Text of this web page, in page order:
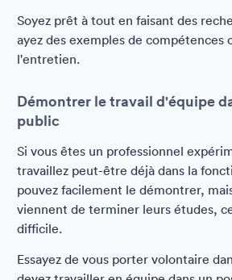
Soyez prêt à tout en faisant des
ayez des exemples de compétences
l'entretien.
Démontrer le travail d'équipe
public
Si vous êtes un professionnel
travaillez peut-être déjà dans la
pouvez facilement le démontrer,
viennent de terminer leurs études,
difficile.
Essayez de vous porter volontaire